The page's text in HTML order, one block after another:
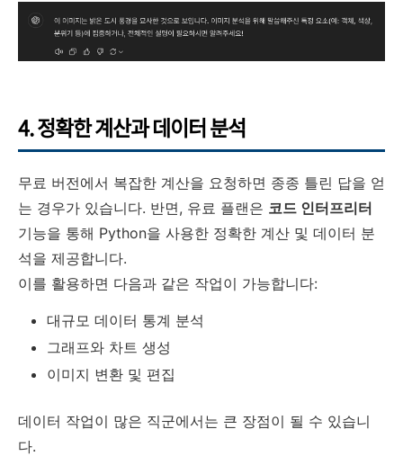
4. 정확한 계산과 데이터 분석
무료 버전에서 복잡한 계산을 요청하면 종종 틀린 답을 얻
는 경우가 있습니다. 반면, 유료 플랜은 코드 인터프리터
기능을 통해 Python을 사용한 정확한 계산 및 데이터 분
석을 제공합니다.
이를 활용하면 다음과 같은 작업이 가능합니다:
대규모 데이터 통계 분석
그래프와 차트 생성
이미지 변환 및 편집
데이터 작업이 많은 직군에서는 큰 장점이 될 수 있습니
다.